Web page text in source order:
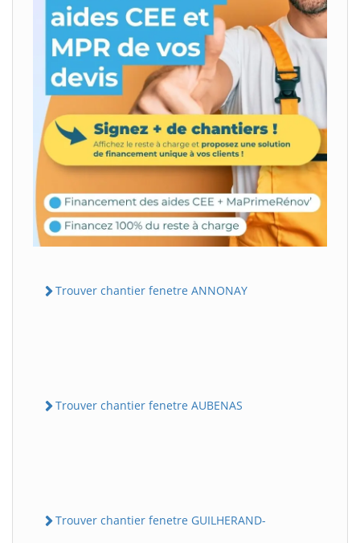
Trouver chantier fenetre ANNONAY
Trouver chantier fenetre AUBENAS
Trouver chantier fenetre GUILHERAND-